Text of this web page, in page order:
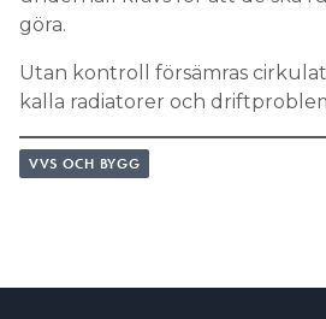
göra.
Utan kontroll försämras
kalla radiatorer och
VVS OCH BYGG